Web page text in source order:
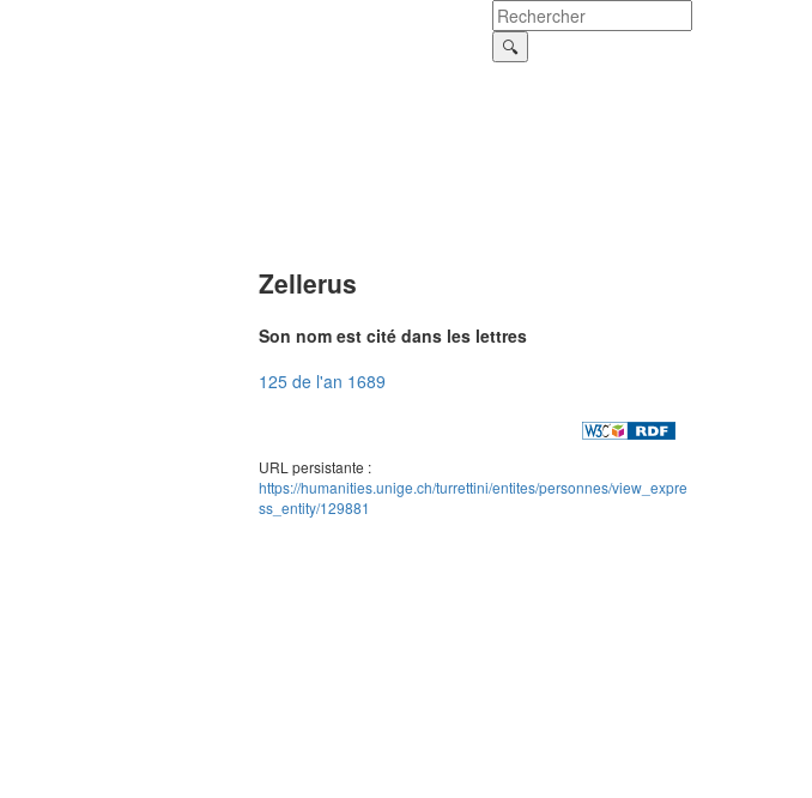
Zellerus
Son nom est cité dans les lettres
125 de l'an 1689
URL persistante :
https://humanities.unige.ch/turrettini/entites/personnes/view_expre
ss_entity/129881